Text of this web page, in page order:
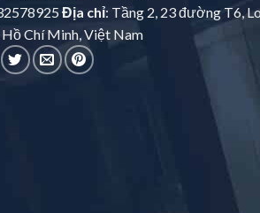
Địa chỉ: Tầng 2, 23 đường T6,
Hồ Chí Minh, Việt Nam